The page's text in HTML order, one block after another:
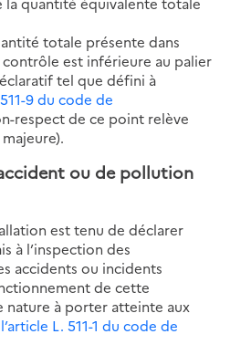
totale présente dans
est inférieure au palier
tel que défini à
9 du code de
respect de ce point relève
ou de pollution
est tenu de déclarer
à l’inspection des
accidents ou incidents
de cette
nature à porter atteinte aux
l’article L. 511-1 du code de